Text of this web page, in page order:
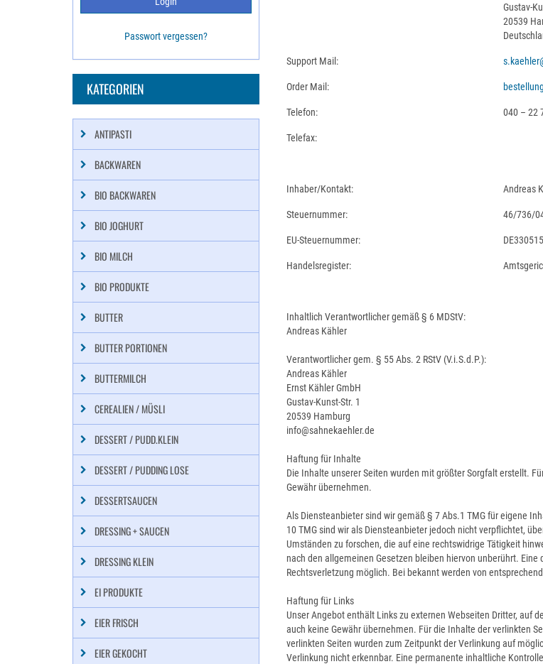
Gustav-
20539
Support Mail:
Order Mail:
Telefon: 040 – 22
Telefax:
Inhaber/Kontakt: Andreas
Steuernummer: 46/736/
EU-Steuernummer:
Handelsregister:
Inhaltlich Verantwortlicher gemäß § 6 MDStV:
Andreas Kähler
Verantwortlicher gem. § 55 Abs. 2 RStV (V.i.S.d.P.):
Andreas Kähler
Ernst Kähler GmbH
Gustav-Kunst-Str. 1
20539 Hamburg
info@sahnekaehler.de
Haftung für Inhalte
Die Inhalte unserer Seiten wurden mit größter Sorgfalt erstellt.
Gewähr übernehmen.
Als Diensteanbieter sind wir gemäß § 7 Abs.1 TMG für eigene
10 TMG sind wir als Diensteanbieter jedoch nicht verpflichtet,
Umständen zu forschen, die auf eine rechtswidrige Tätigkeit
nach den allgemeinen Gesetzen bleiben hiervon unberührt.
Rechtsverletzung möglich. Bei bekannt werden von
Haftung für Links
Unser Angebot enthält Links zu externen Webseiten Dritter, auf
auch keine Gewähr übernehmen. Für die Inhalte der verlinkten
verlinkten Seiten wurden zum Zeitpunkt der Verlinkung auf
Verlinkung nicht erkennbar. Eine permanente inhaltliche
Passwort vergessen?
KATEGORIEN
ANTIPASTI
BACKWAREN
BIO BACKWAREN
BIO JOGHURT
BIO MILCH
BIO PRODUKTE
BUTTER
BUTTER PORTIONEN
BUTTERMILCH
CEREALIEN / MÜSLI
DESSERT / PUDD.KLEIN
DESSERT / PUDDING LOSE
DESSERTSAUCEN
DRESSING + SAUCEN
DRESSING KLEIN
EI PRODUKTE
EIER FRISCH
EIER GEKOCHT